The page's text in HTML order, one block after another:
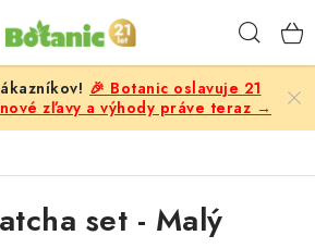
🎉 Botanic oslavuje 21
zľavy a výhody práve teraz →
set - Malý